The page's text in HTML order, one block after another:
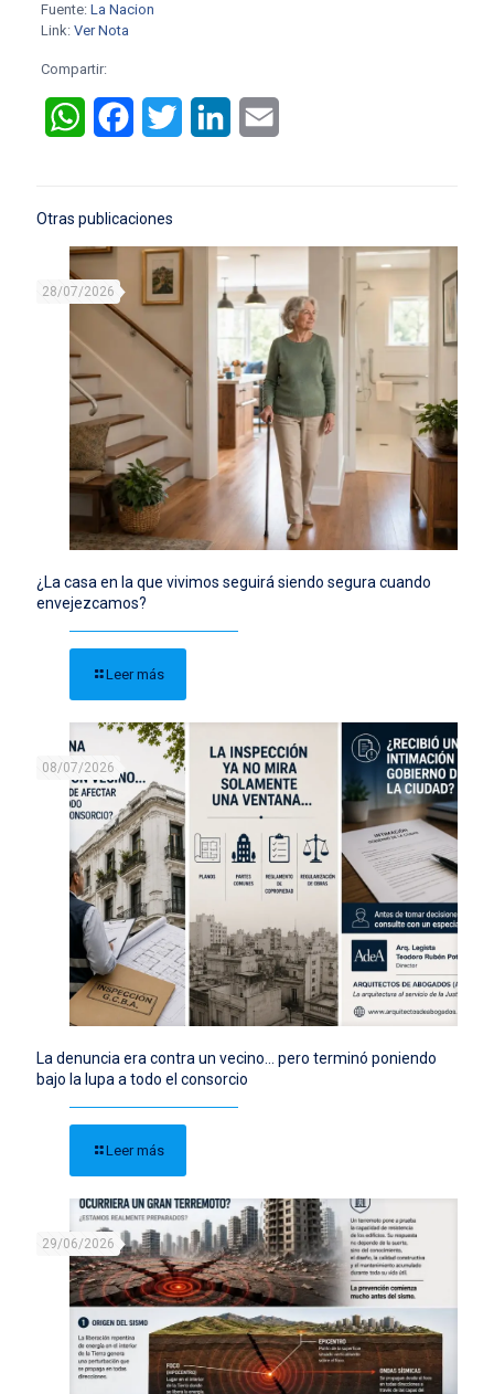
Fuente: La Nacion
Link: Ver Nota
Compartir:
WhatsAppFacebookTwitter LinkedIn
Otras publicaciones
28/07/2026
¿La casa en la que vivimos seguirá siendo segura cuando
envejezcamos?
Leer más
08/07/2026
La denuncia era contra un vecino… pero terminó poniendo
bajo la lupa a todo el consorcio
Leer más
29/06/2026